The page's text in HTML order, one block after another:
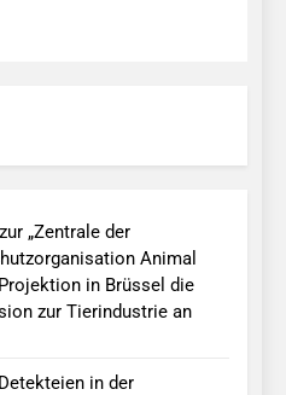
„Zentrale der
Animal
in Brüssel die
zur Tierindustrie an
in der